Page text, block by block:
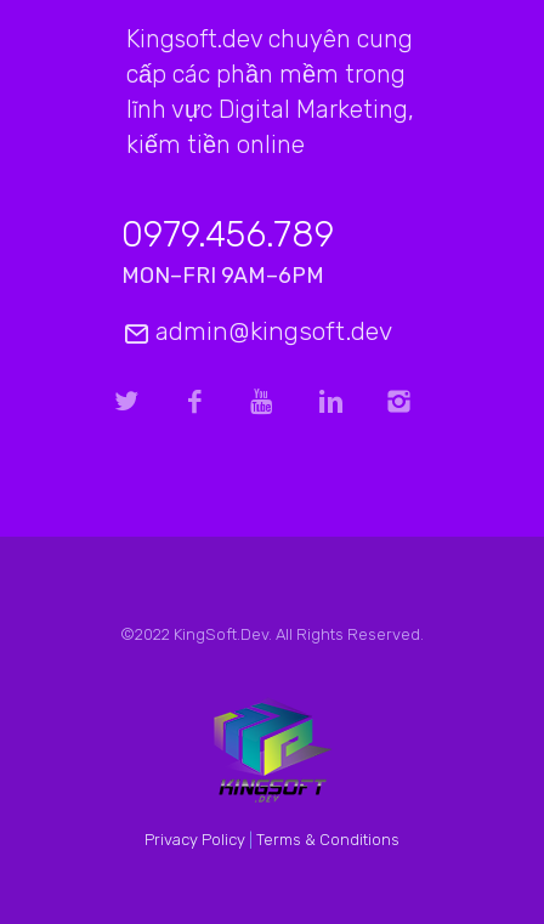
Kingsoft.dev chuyên cung
cấp các phần mềm trong
lĩnh vực Digital Marketing,
kiếm tiền online
0979.456.789
MON–FRI 9AM–6PM
admin@kingsoft.dev
©2022 KingSoft.Dev. All Rights Reserved.
Privacy Policy Terms & Conditions